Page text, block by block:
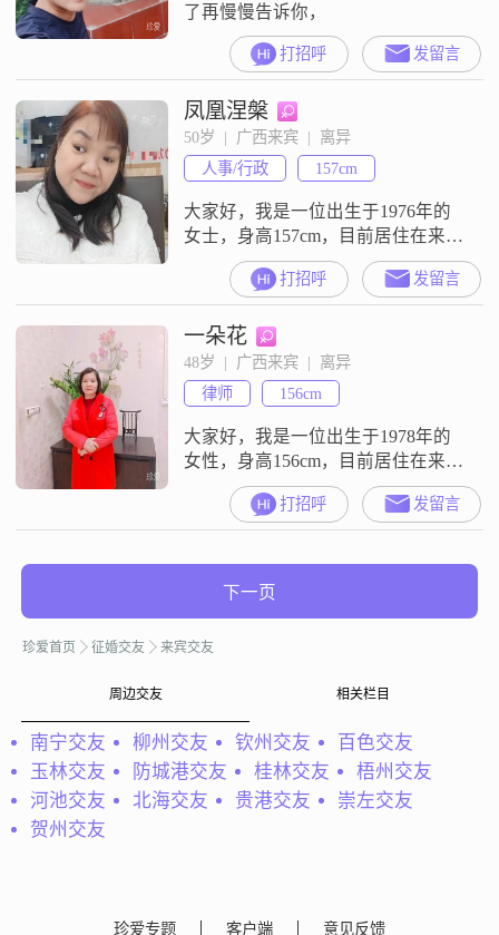
了再慢慢告诉你，
打招呼 发留言
凤凰涅槃
50岁  |  广西来宾  |  离异
人事/行政
157cm
大家好，我是一位出生于1976年的
女士，身高157cm，目前居住在来宾
##3002##我拥有大专学历，月收入
3000元以下##3002##在生活中，我
性格善解人意，真诚可靠，喜欢精
致的生活，追求简单而幸福的日子
##3002##我认为，稳定安逸的生活
是我所向往的，我重视互相尊重
##3001##信任包容以及双向付出
##30
打招呼 发留言
一朵花
48岁  |  广西来宾  |  离异
律师
156cm
大家好，我是一位出生于1978年的
女性，身高156cm，目前居住在来宾
##3002##我拥有大学本科学历，月
收入在12001到20000元之间
##3002##我性格温柔体贴，善解人
题，富有同理心##3002##在我看
和写作
打招呼 发留言
下一页
珍爱首页 征婚交友 来宾交友
周边交友 相关栏目
南宁交友 柳州交友 钦州交友
百色交友
玉林交友
防城港交友 桂林交友
梧州交友
河池交友
北海交友 贵港交友
崇左交友
贺州交友
珍爱专题 客户端 意见反馈